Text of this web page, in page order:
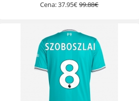
Cena:37.95€99.88€